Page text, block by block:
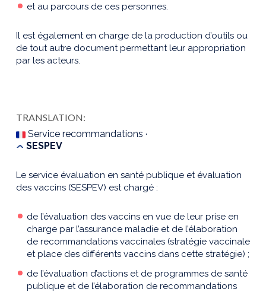
et au parcours de ces personnes.
Il est également en charge de la production d’outils ou
de tout autre document permettant leur appropriation
par les acteurs.
TRANSLATION:
Service recommandations ·
SESPEV
Le service évaluation en santé publique et évaluation
des vaccins (SESPEV) est chargé :
de l’évaluation des vaccins en vue de leur prise en
charge par l’assurance maladie et de l’élaboration
de recommandations vaccinales (stratégie vaccinale
et place des différents vaccins dans cette stratégie) ;
de l’évaluation d’actions et de programmes de santé
publique et de l’élaboration de recommandations